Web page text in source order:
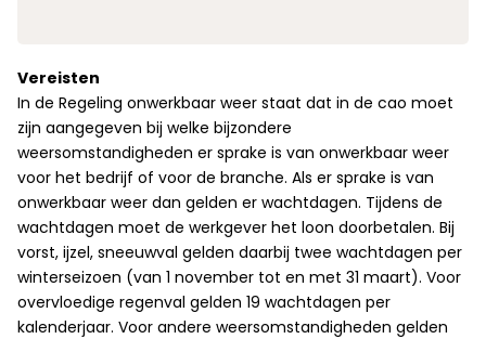
Vereisten
In de Regeling onwerkbaar weer staat dat in de cao moet
zijn aangegeven bij welke bijzondere
weersomstandigheden er sprake is van onwerkbaar weer
voor het bedrijf of voor de branche. Als er sprake is van
onwerkbaar weer dan gelden er wachtdagen. Tijdens de
wachtdagen moet de werkgever het loon doorbetalen. Bij
vorst, ijzel, sneeuwval gelden daarbij twee wachtdagen per
winterseizoen (van 1 november tot en met 31 maart). Voor
overvloedige regenval gelden 19 wachtdagen per
kalenderjaar. Voor andere weersomstandigheden gelden